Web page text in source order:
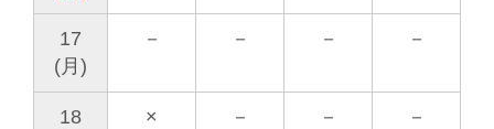
17
(月)
－ － － －
18
× － － －